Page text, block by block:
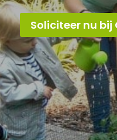
Soliciteer nu bij